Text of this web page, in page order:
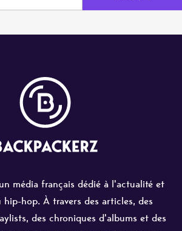
média français dédié à l'actualité et
hop. À travers des articles, des
des chroniques d'albums et des